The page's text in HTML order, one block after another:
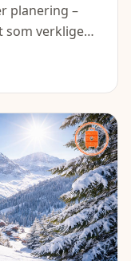
planering –
som verkligen
gör resan